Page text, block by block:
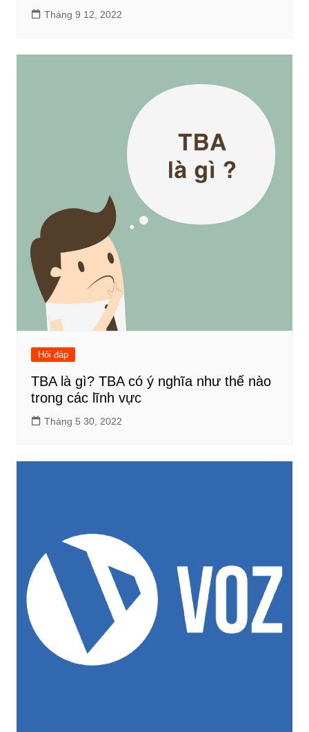
Tháng 9 12, 2022
Hỏi đáp
TBA là gì? TBA có ý nghĩa như thế nào
trong các lĩnh vực
Tháng 5 30, 2022